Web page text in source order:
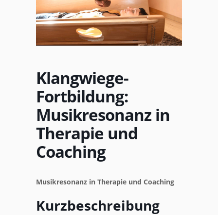
Klangwiege-
Fortbildung:
Musikresonanz in
Therapie und
Coaching
Musikresonanz in Therapie und Coaching
Kurzbeschreibung